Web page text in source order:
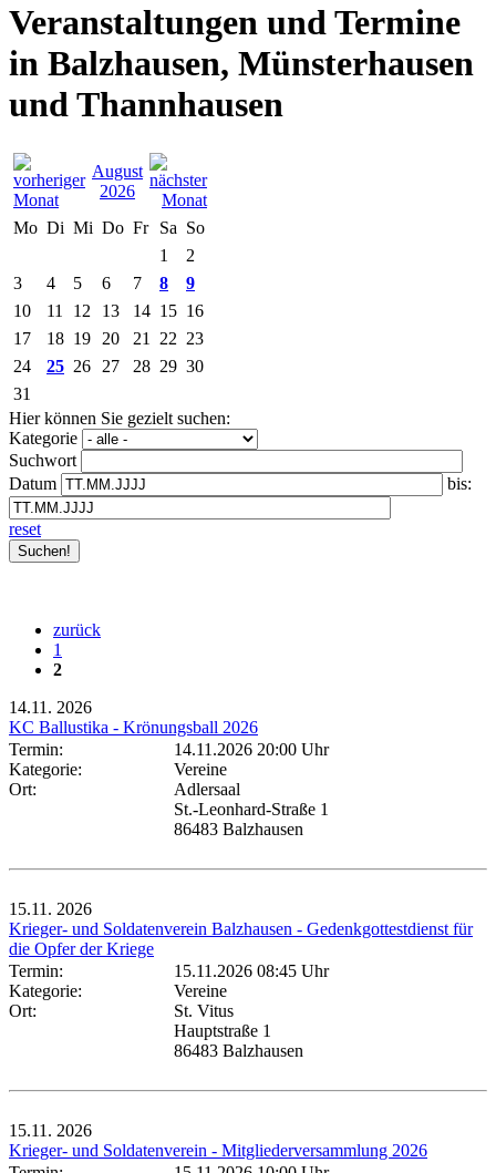
Veranstaltungen und Termine
in Balzhausen, Münsterhausen
und Thannhausen
August
2026
Mo Di Mi Do Fr Sa So
1
2
3
4 5 6 7 8
9
10
11 12 13 14 15 16
17
18 19 20 21 22 23
24
25 26 27 28 29 30
31
Hier können Sie gezielt suchen:
Kategorie
Suchwort
Datum
bis:
reset
zurück
1
2
14.11. 2026
KC Ballustika - Krönungsball 2026
Termin:
14.11.2026 20:00 Uhr
Kategorie:
Vereine
Ort:
Adlersaal
St.-Leonhard-Straße 1
86483 Balzhausen
15.11. 2026
Krieger- und Soldatenverein Balzhausen - Gedenkgottestdienst für
die Opfer der Kriege
Termin:
15.11.2026 08:45 Uhr
Kategorie:
Vereine
Ort:
St. Vitus
Hauptstraße 1
86483 Balzhausen
15.11. 2026
Krieger- und Soldatenverein - Mitgliederversammlung 2026